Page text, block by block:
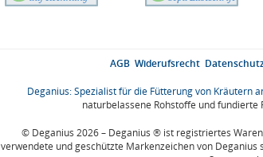
AGB Widerufsrecht
Deganius: Spezialist für die Fütterung von Kräutern
naturbelassene Rohstoffe und
© Deganius 2026 – Deganius ® ist registriertes
verwendete und geschützte Markenzeichen von